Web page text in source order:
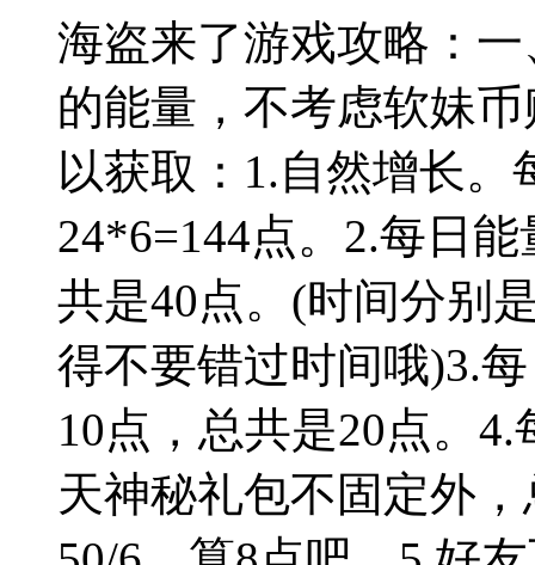
海盗来了游戏攻略：
的能量，不考虑软妹
以获取：1.自然增长
24*6=144点。2.每日
共是40点。(时间分别
得不要错过时间哦)3.
10点，总共是20点。
天神秘礼包不固定外